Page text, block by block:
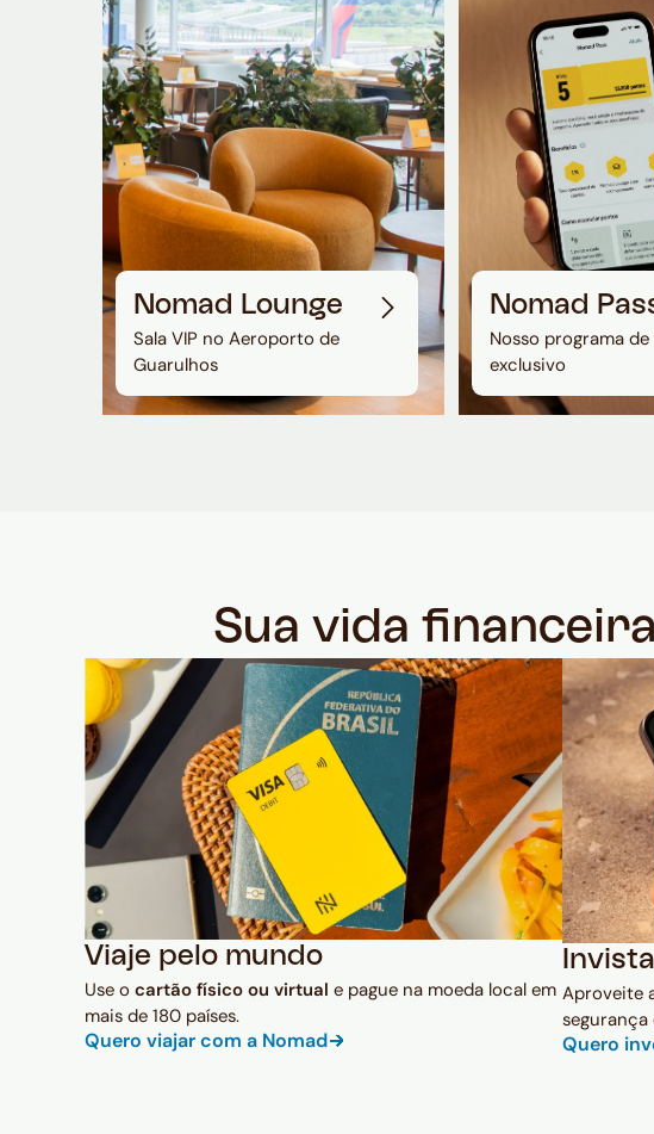
Nomad Lounge
Sala VIP no Aeroporto de
Guarulhos
Nomad
Nosso programa
exclusivo
Sua vida
Viaje pelo mundo
Use o cartão físico ou virtual e pague na moeda local em
mais de 180 países.
Quero viajar com a Nomad
Aproveite
segurança
Quero